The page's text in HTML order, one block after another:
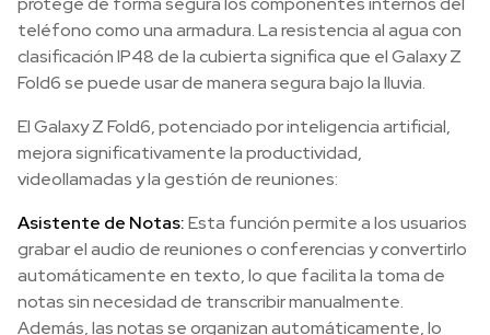
teléfono como una armadura. La resistencia al agua con
clasificación IP48 de la cubierta significa que el Galaxy Z
Fold6 se puede usar de manera segura bajo la lluvia.
El Galaxy Z Fold6, potenciado por inteligencia artificial,
mejora significativamente la productividad,
videollamadas y la gestión de reuniones:
Asistente de Notas:Esta función permite a los usuarios
grabar el audio de reuniones o conferencias y convertirlo
automáticamente en texto, lo que facilita la toma de
notas sin necesidad de transcribir manualmente.
Además, las notas se organizan automáticamente, lo